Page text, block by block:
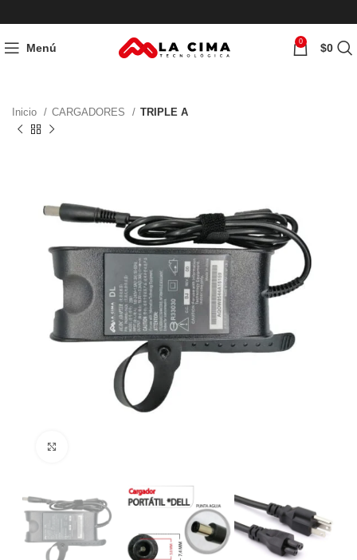
Menú 0 $0
Inicio CARGADORES TRIPLE A